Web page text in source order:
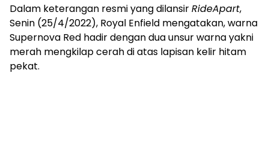
Dalam keterangan resmi yang dilansirRideApart,
Senin (25/4/2022), Royal Enfield mengatakan, warna
Supernova Red hadir dengan dua unsur warna yakni
merah mengkilap cerah di atas lapisan kelir hitam
pekat.